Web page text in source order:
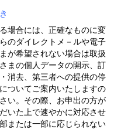
場合には、正確なものに変
のダイレクトメ－ルや電子
が希望されない場合は取扱
まの個人データの開示、訂
消去、第三者への提供の停
ついてご案内いたしますの
い。その際、お申出の方が
いた上で速やかに対応させ
または一部に応じられない